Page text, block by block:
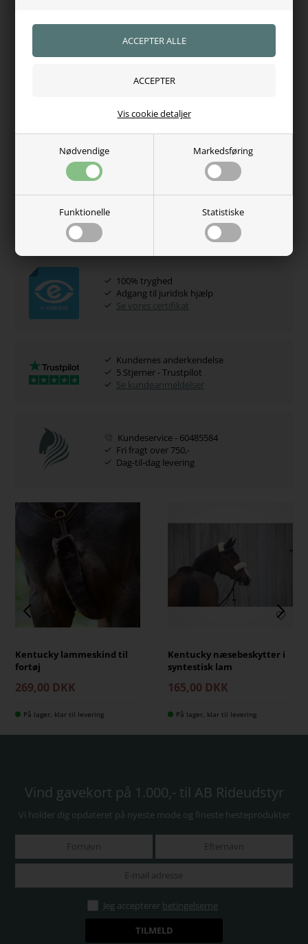
Nødvendige Markedsføring
Funktionelle Statistiske
Vis cookie detaljer
Specifikationer
Grooming grime i kunstlæder
Cob - Full
Kentucky Leather Grooming Halter er det perfekte valg til
ryttere og grooms, der ønsker en elegant, praktisk og
vedligeholdelsesfri grime til daglig brug og stævner.
5781
Hvorfor handle hos os?
100% tryghed
Adgang til juridisk hjælp
Se vores certifikat
Kundernes anderkendelse
5 Stjerner - Trustpilot
Se kundeanmeldelser
Kundeservice - 60485584
Fri fragt over 750,-
Dag-til-dag levering
Kentucky lammeskind til
fortøj
269,00 DKK
På lager, klar til levering
Kentucky næsebeskytter i
syntestisk lam
165,00 DKK
På lager, klar til levering
Vind gavekort på 1.000,- til AB Rideudstyr
Vi holder dig opdateret på nyeste mode og fineste hesteprodukter
Jeg accepterer betingelserne